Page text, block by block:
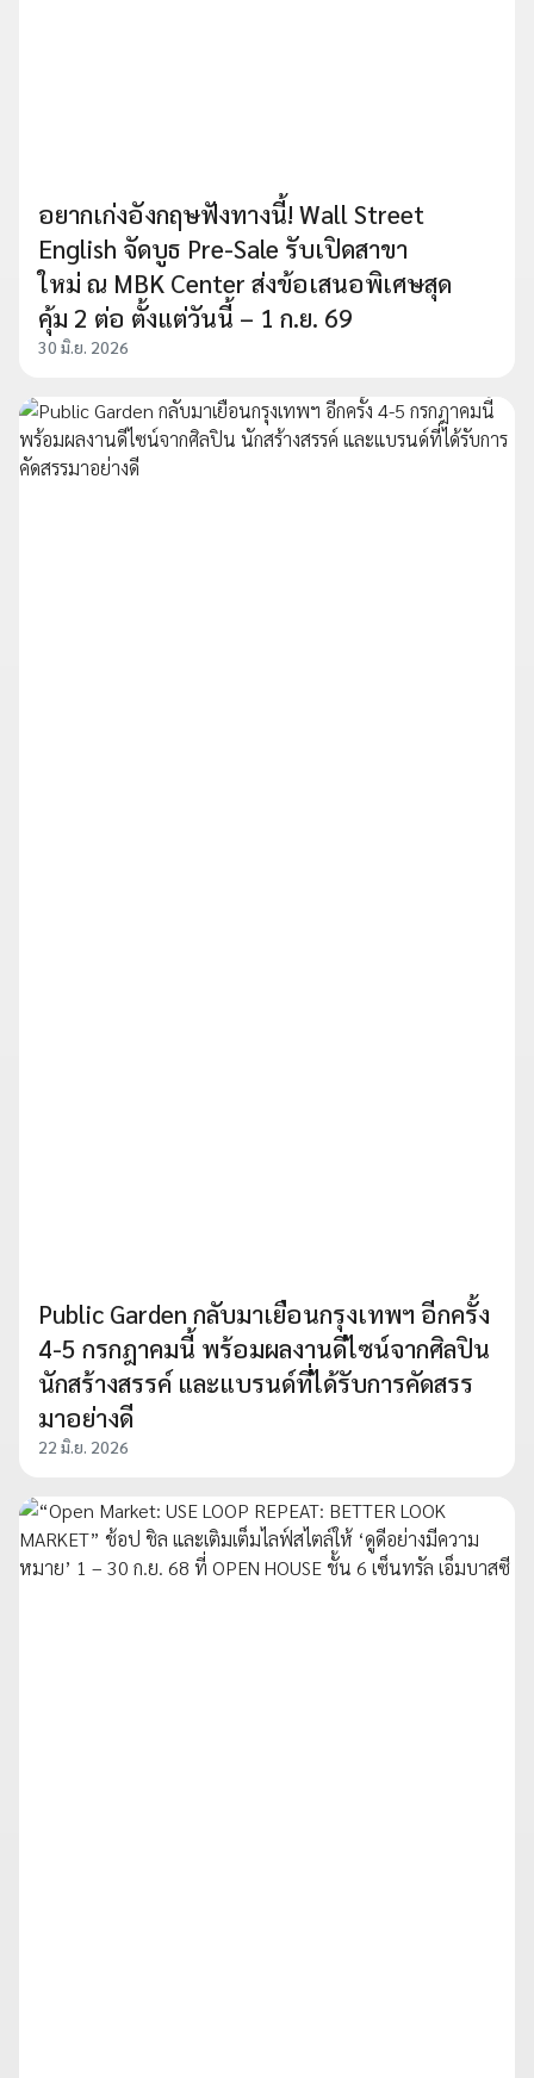
อยากเก่งอังกฤษฟังทางนี้! Wall Street
English จัดบูธ Pre-Sale รับเปิดสาขา
ใหม่ ณ MBK Center ส่งข้อเสนอพิเศษสุด
คุ้ม 2 ต่อ ตั้งแต่วันนี้ – 1 ก.ย. 69
30 มิ.ย. 2026
Public Garden กลับมาเยือนกรุงเทพฯ อีกครั้ง
4-5 กรกฎาคมนี้ พร้อมผลงานดีไซน์จากศิลปิน
นักสร้างสรรค์ และแบรนด์ที่ได้รับการคัดสรร
มาอย่างดี
22 มิ.ย. 2026